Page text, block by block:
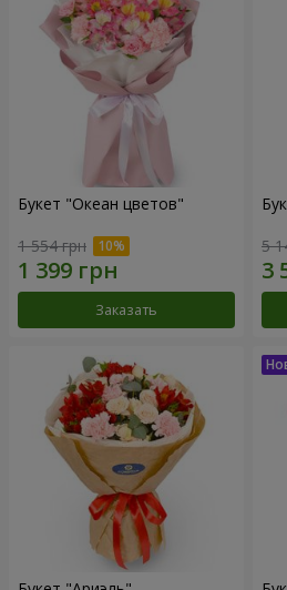
Букет "Океан цветов"
1 554 грн
Заказать
5